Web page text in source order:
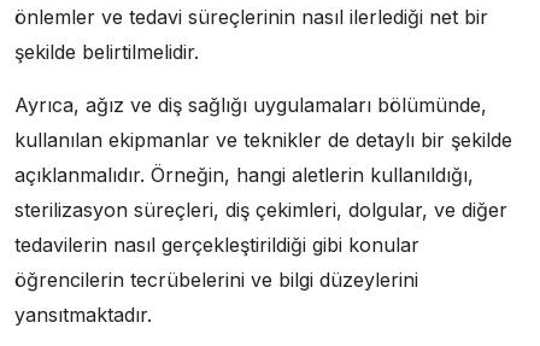
önlemler ve tedavi süreçlerinin nasıl ilerlediği net bir
şekilde belirtilmelidir.
Ayrıca, ağız ve diş sağlığı uygulamaları bölümünde,
kullanılan ekipmanlar ve teknikler de detaylı bir şekilde
açıklanmalıdır. Örneğin, hangi aletlerin kullanıldığı,
sterilizasyon süreçleri, diş çekimleri, dolgular, ve diğer
tedavilerin nasıl gerçekleştirildiği gibi konular
öğrencilerin tecrübelerini ve bilgi düzeylerini
yansıtmaktadır.